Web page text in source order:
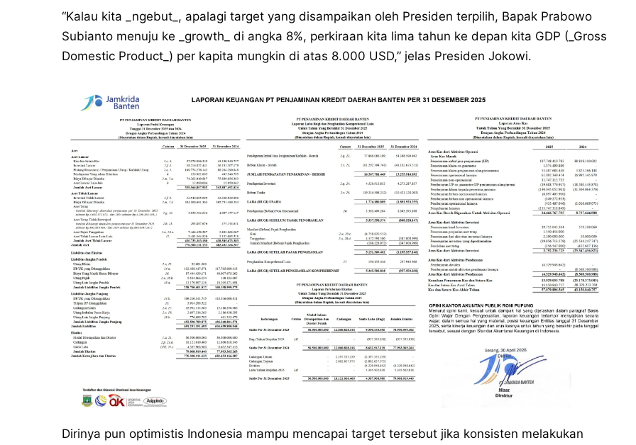
“Kalau kita _ngebut_, apalagi target yang disampaikan oleh Presiden terpilih, Bapak Prabowo
Subianto menuju ke _growth_ di angka 8%, perkiraan kita lima tahun ke depan kita GDP (_Gross
Domestic Product_) per kapita mungkin di atas 8.000 USD,” jelas Presiden Jokowi.
Dirinya pun optimistis Indonesia mampu mencapai target tersebut jika konsisten melakukan